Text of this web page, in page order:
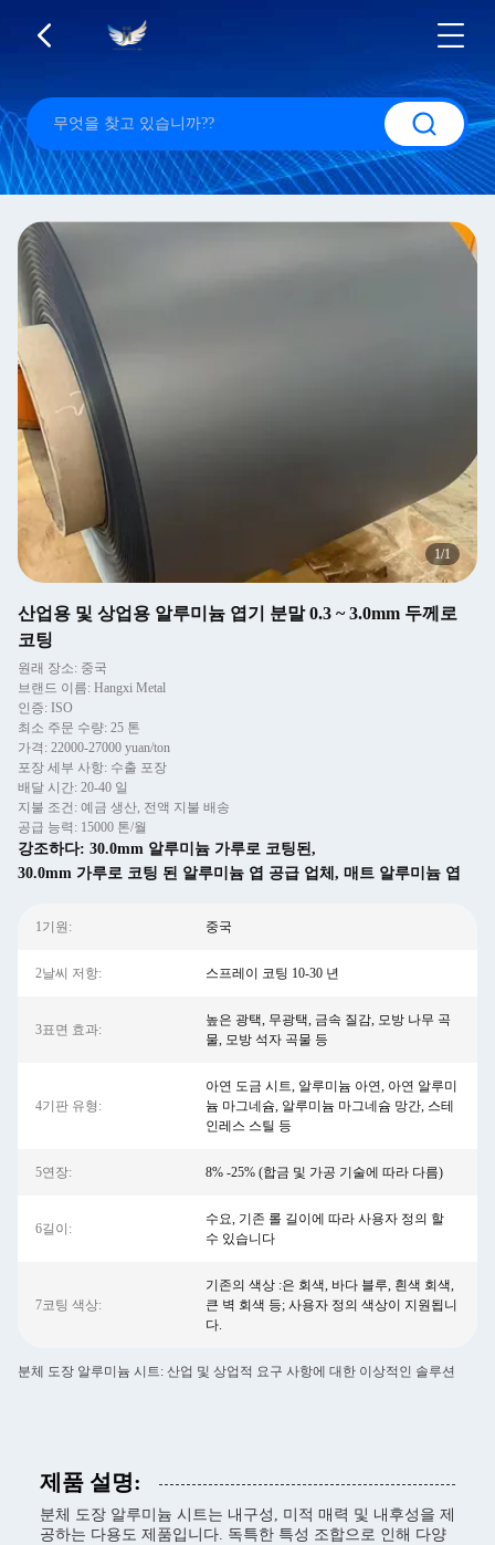
1/1
산업용 및 상업용 알루미늄 엽기 분말 0.3 ~ 3.0mm 두께로
코팅
원래 장소: 중국
브랜드 이름: Hangxi Metal
인증: ISO
최소 주문 수량: 25 톤
가격: 22000-27000 yuan/ton
포장 세부 사항: 수출 포장
배달 시간: 20-40 일
지불 조건: 예금 생산, 전액 지불 배송
공급 능력: 15000 톤/월
강조하다: 30.0mm 알루미늄 가루로 코팅된,
30.0mm 가루로 코팅 된 알루미늄 엽 공급 업체 , 매트 알루미늄 엽
1기원: 중국
2날씨 저항: 스프레이 코팅 10-30 년
3표면 효과:
높은 광택, 무광택, 금속 질감, 모방 나무 곡
물, 모방 석자 곡물 등
4기판 유형:
아연 도금 시트, 알루미늄 아연, 아연 알루미
늄 마그네슘, 알루미늄 마그네슘 망간, 스테
인레스 스틸 등
5연장: 8% -25% (합금 및 가공 기술에 따라 다름)
6길이:
수요, 기존 롤 길이에 따라 사용자 정의 할
수 있습니다
7코팅 색상:
기존의 색상 :은 회색, 바다 블루, 흰색 회색,
큰 벽 회색 등; 사용자 정의 색상이 지원됩니
다.
분체 도장 알루미늄 시트: 산업 및 상업적 요구 사항에 대한 이상적인 솔루션
제품 설명:
분체 도장 알루미늄 시트는 내구성, 미적 매력 및 내후성을 제
공하는 다용도 제품입니다. 독특한 특성 조합으로 인해 다양